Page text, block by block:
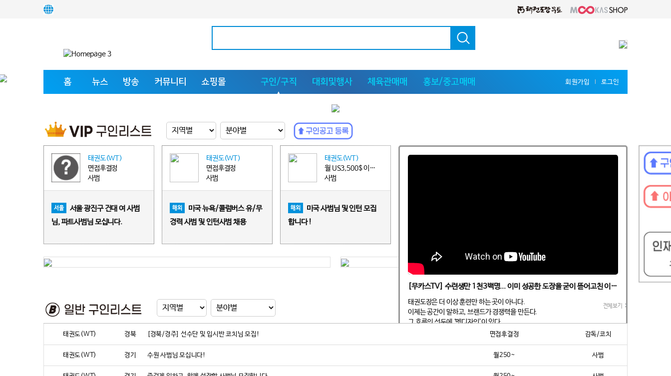
홈 뉴스 방송 커뮤니티 쇼핑몰 구인/구직 대회및행사 체육관매매 홍보/중고매매 회원가입 l 로그인
태권도(WT)
면접후결정
사범
서울
서울 광진구 건대 여 사범
님, 파트사범님 모십니다.
태권도(WT)
면접후결정
사범
해외
미국 뉴욕/콜럼버스 유/무
경력 사범 및 인턴사범 채용
태권도(WT)
월 US3,500$ 이상~US4,000$ 이하
사범
해외
미국 사범님 및 인턴 모집
합니다 !
[무카스TV] 수련생만 1천3백명... 이미 성공한 도장을 굳이 뜯어고친 이유?
태권도장은 더 이상 훈련만 하는 곳이 아니다.
이제는 공간이 말하고, 브랜드가 경쟁력을 만든다.
그 흐름의 선두에 ‘멧디자인’이 있다.
로 발을 내디뎠다. 첫 무대는 북미. 캐나다 온타리오 주 던다스에 위치한 ‘다이나믹
전체보기
태권도(WT) 경북 [경북/경주] 선수단 및 입시반 코치님 모집! 면접후결정 감독/코치
태권도(WT) 경기 수원 사범님 모십니다! 월250~ 사범